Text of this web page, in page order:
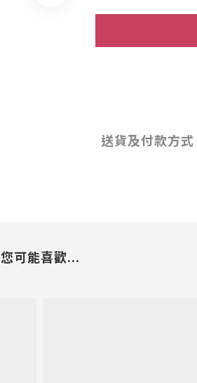
送貨及付款方式
您可能喜歡...